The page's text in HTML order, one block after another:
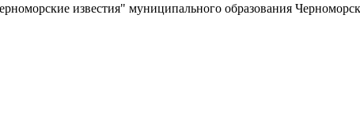
известия" муниципального образования